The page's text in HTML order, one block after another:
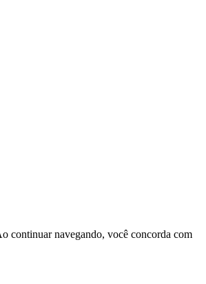
continuar navegando, você concorda com